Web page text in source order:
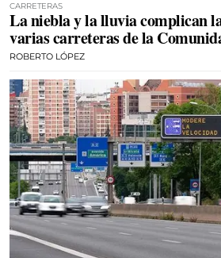
CARRETERAS
La niebla y la lluvia complican
varias carreteras de la
ROBERTO LÓPEZ